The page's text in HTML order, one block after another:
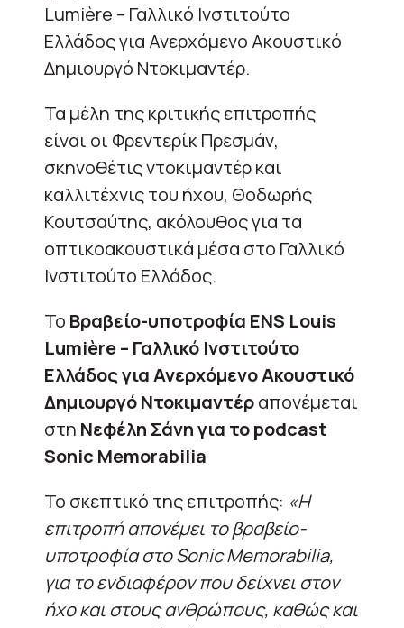
Lumière – Γαλλικό Ινστιτούτο
Ελλάδος για Ανερχόμενο Ακουστικό
Δημιουργό Ντοκιμαντέρ.
Τα μέλη της κριτικής επιτροπής
είναι οι Φρεντερίκ Πρεσμάν,
σκηνοθέτις ντοκιμαντέρ και
καλλιτέχνις του ήχου, Θοδωρής
Κουτσαύτης, ακόλουθος για τα
οπτικοακουστικά μέσα στο Γαλλικό
Ινστιτούτο Ελλάδος.
Το Βραβείο-υποτροφία ENS Louis
Lumière – Γαλλικό Ινστιτούτο
Ελλάδος για Ανερχόμενο Ακουστικό
Δημιουργό Ντοκιμαντέραπονέμεται
στη Νεφέλη Σάνη για το podcast
Sonic Memorabilia
Το σκεπτικό της επιτροπής: «Η
επιτροπή απονέμει το βραβείο-
υποτροφία στο Sonic Memorabilia,
για το ενδιαφέρον που δείχνει στον
ήχο και στους ανθρώπους, καθώς και